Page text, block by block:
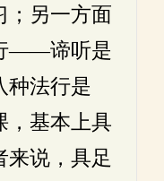
另一方面
——谛听是
种法行是
，基本上具
来说，具足